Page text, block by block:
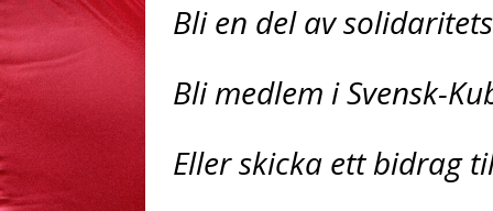
Bli en del av
Bli medlem i Svensk-
Eller skicka ett bidrag